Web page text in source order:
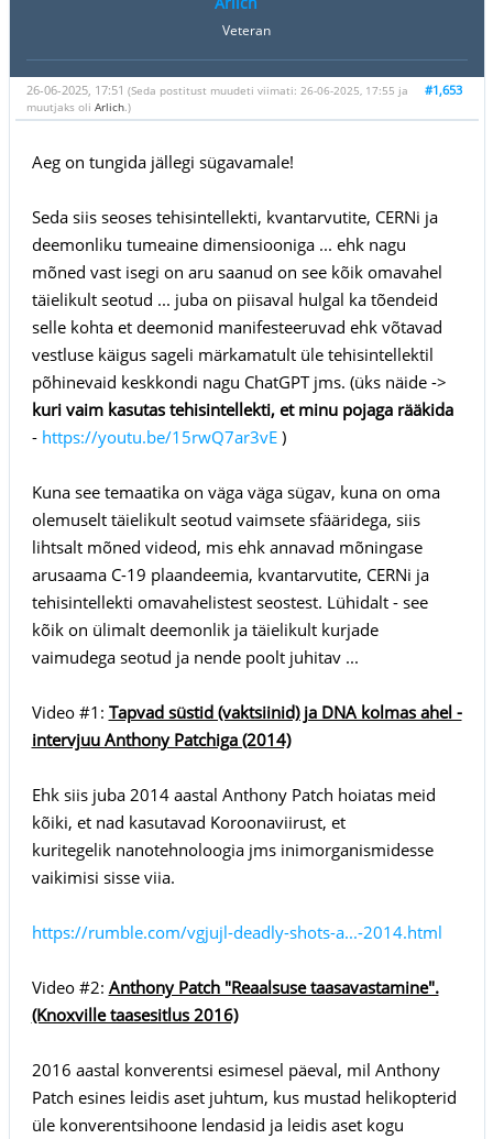
Veteran
#1,653
26-06-2025, 17:51 (Seda postitust muudeti viimati: 26-06-2025, 17:55 ja
muutjaks oli Arlich.)
Aeg on tungida jällegi sügavamale!
Seda siis seoses tehisintellekti, kvantarvutite, CERNi ja
deemonliku tumeaine dimensiooniga ... ehk nagu
mõned vast isegi on aru saanud on see kõik omavahel
täielikult seotud ... juba on piisaval hulgal ka tõendeid
selle kohta et deemonid manifesteeruvad ehk võtavad
vestluse käigus sageli märkamatult üle tehisintellektil
põhinevaid keskkondi nagu ChatGPT jms. (üks näide ->
kuri vaim kasutas tehisintellekti, et minu pojaga rääkida
- https://youtu.be/15rwQ7ar3vE)
Kuna see temaatika on väga väga sügav, kuna on oma
olemuselt täielikult seotud vaimsete sfääridega, siis
lihtsalt mõned videod, mis ehk annavad mõningase
arusaama C-19 plaandeemia, kvantarvutite, CERNi ja
tehisintellekti omavahelistest seostest. Lühidalt - see
kõik on ülimalt deemonlik ja täielikult kurjade
vaimudega seotud ja nende poolt juhitav ...
Video #1: Tapvad süstid (vaktsiinid) ja DNA kolmas ahel -
intervjuu Anthony Patchiga (2014)
Ehk siis juba 2014 aastal Anthony Patch hoiatas meid
kõiki, et nad kasutavad Koroonaviirust, et
kuritegelik nanotehnoloogia jms inimorganismidesse
vaikimisi sisse viia.
https://rumble.com/vgjujl-deadly-shots-a...-2014.html
Video #2: Anthony Patch "Reaalsuse taasavastamine".
(Knoxville taasesitlus 2016)
2016 aastal konverentsi esimesel päeval, mil Anthony
Patch esines leidis aset juhtum, kus mustad helikopterid
üle konverentsihoone lendasid ja leidis aset kogu